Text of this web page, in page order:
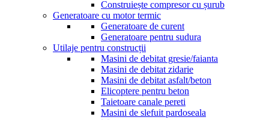
Construiește compresor cu șurub
Generatoare cu motor termic
Generatoare de curent
Generatoare pentru sudura
Utilaje pentru construcții
Masini de debitat gresie/faianta
Masini de debitat zidarie
Masini de debitat asfalt/beton
Elicoptere pentru beton
Taietoare canale pereti
Masini de slefuit pardoseala